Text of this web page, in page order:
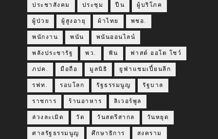
ประชาสังคม ประชุม ปืน ผู้บริโภค
ผู้ป่วย ผู้สูงอายุ ผ้าไทย พชอ.
พนักงาน พนัน พนันออนไลน์
พลังประชารัฐ พว. ฟัน ฟาสต์ ออโต โชว์
ภปค. มือถือ มูลนิธิ ยูฟ่าแชมเปี้ยนลีก
รฟท. รอบโลก รัฐธรรมนูญ รัฐบาล
ราชการ ร้านอาหาร ลิเวอร์พูล
ล่วงละเมิด วัด วันสตรีสากล วันหยุด
ศาลรัฐธรรมนูญ ศึกษาธิการ สงคราม